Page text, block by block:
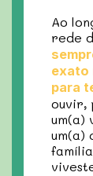
Ao
rede
exato
para
ouvir,
um(a)
um(a)